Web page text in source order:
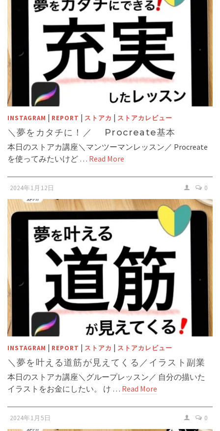
INSTAGRAM | REPORT | ストアカ | ストアカレビュー
＼夢をカタチに！／ Procreate基本
本日のストアカ講座＼マンツーマンレッスン／ Procreate
を使ってみたいけど … Read More
2024年1月12日 0
INSTAGRAM | REPORT | ストアカ | ストアカレビュー
＼夢を叶える道筋が見えてくる／イラスト副業
本日のストアカ講座＼グループレッスン／ 自分の描いた
イラストをお金にしたい。 け … Read More
2024年1月5日 0